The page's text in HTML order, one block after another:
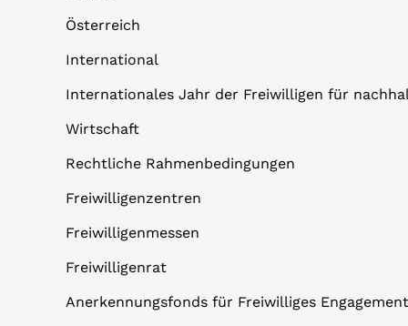
Österreich
International
Internationales Jahr der Freiwilligen für
Wirtschaft
Rechtliche Rahmenbedingungen
Freiwilligenzentren
Freiwilligenmessen
Freiwilligenrat
Anerkennungsfonds für Freiwilliges Engagement